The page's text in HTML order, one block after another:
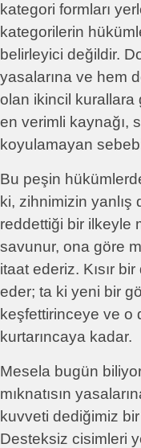
kategori formları
kategorilerin
belirleyici değildir.
yasalarına ve hem
olan ikincil kurallara
en verimli kaynağı,
koyulamayan
Bu peşin
ki, zihnimizin yanlış
reddettiği bir ilkeyle
savunur, ona göre
itaat ederiz. Kısır
eder; ta ki yeni bir
keşfettirinceye ve o
kurtarıncaya kadar.
Mesela bugün
mıknatısın
kuvveti dediğimiz
Desteksiz cisimleri